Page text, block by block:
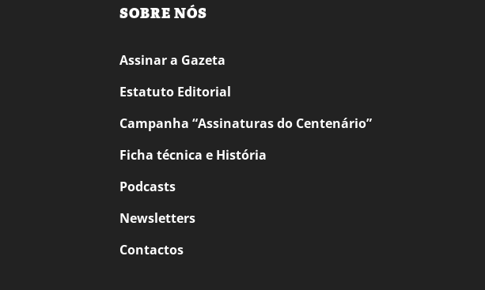
SOBRE NÓS
Assinar a Gazeta
Estatuto Editorial
Campanha “Assinaturas do Centenário”
Ficha técnica e História
Podcasts
Newsletters
Contactos